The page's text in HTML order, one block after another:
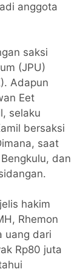
anggota
saksi
(JPU)
Adapun
Eet
selaku
bersaksi
saat
dan
hakim
Rhemon
uang dari
Rp80 juta